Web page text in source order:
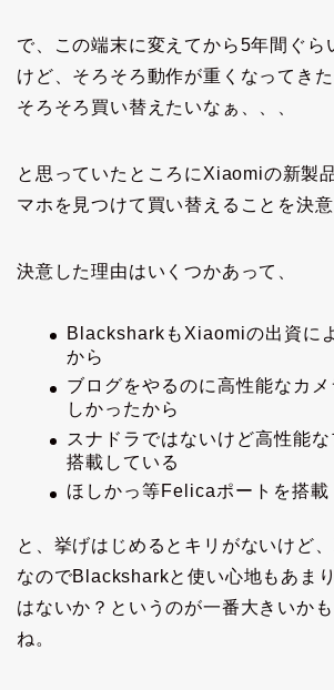
で、この端末に変えてから5年間ぐら
けど、そろそろ動作が重くなってきた
そろそろ買い替えたいなぁ、、、
と思っていたところにXiaomiの新製
マホを見つけて買い替えることを決意
決意した理由はいくつかあって、
BlacksharkもXiaomiの出資に
から
ブログをやるのに高性能なカ
しかったから
スナドラではないけど高性能
搭載している
ほしかっ等Felicaポートを搭載
と、挙げはじめるとキリがないけど
なのでBlacksharkと使い心地もあま
はないか？というのが一番大きいか
ね。